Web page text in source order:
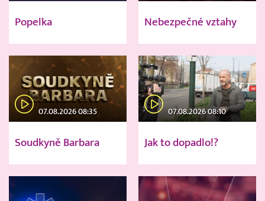
Popelka Nebezpečné vztahy
07.08.2026 08:35
Soudkyně Barbara
07.08.2026 08:10
Jak to dopadlo!?